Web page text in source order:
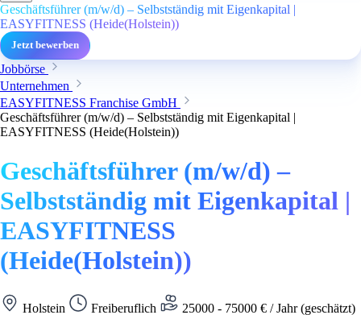
Geschäftsführer (m/w/d) – Selbstständig mit Eigenkapital |
EASYFITNESS (Heide(Holstein))
Jetzt bewerben
Jobbörse
Unternehmen
EASYFITNESS Franchise GmbH
Geschäftsführer (m/w/d) – Selbstständig mit Eigenkapital |
EASYFITNESS (Heide(Holstein))
Geschäftsführer (m/w/d) –
Selbstständig mit Eigenkapital |
EASYFITNESS
(Heide(Holstein))
Holstein Freiberuflich
25000 - 75000 € / Jahr (geschätzt)